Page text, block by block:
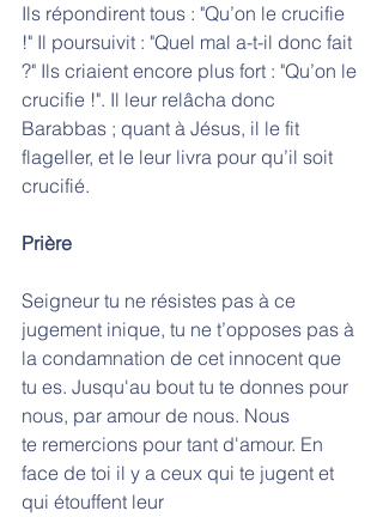
Ils répondirent tous : "Qu’on le crucifie
!" Il poursuivit : "Quel mal a-t-il donc fait
?" Ils criaient encore plus fort : "Qu’on le
crucifie !". Il leur relâcha donc
Barabbas ; quant à Jésus, il le fit
flageller, et le leur livra pour qu’il soit
crucifié.
Prière
Seigneur tu ne résistes pas à ce
jugement inique, tu ne t’opposes pas à
la condamnation de cet innocent que
tu es. Jusqu'au bout tu te donnes pour
nous, par amour de nous. Nous
te remercions pour tant d'amour. En
face de toi il y a ceux qui te jugent et
qui étouffent leur